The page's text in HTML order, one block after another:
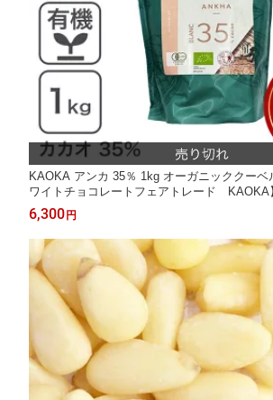
KAOKA アンカ 35％ 1kg オーガニッククーベ
ワイトチョコレートフェアトレード KAOKA
アウトレットセール】 ■お届けの商品の賞味期
です
6,300円